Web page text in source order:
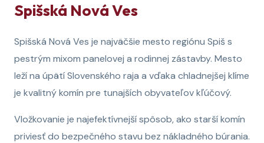
Spišská Nová Ves
Spišská Nová Ves je najväčšie mesto regiónu Spiš s
pestrým mixom panelovej a rodinnej zástavby. Mesto
leží na úpätí Slovenského raja a vďaka chladnejšej klíme
je kvalitný komín pre tunajších obyvateľov kľúčový.
Vložkovanie je najefektívnejší spôsob, ako starší komín
priviesť do bezpečného stavu bez nákladného búrania.